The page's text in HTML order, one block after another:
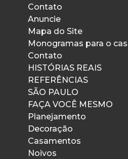
Contato
Anuncie
Mapa do Site
Monogramas para o
Contato
HISTÓRIAS REAIS
REFERÊNCIAS
SÃO PAULO
FAÇA VOCÊ MESMO
Planejamento
Decoração
Casamentos
Noivos